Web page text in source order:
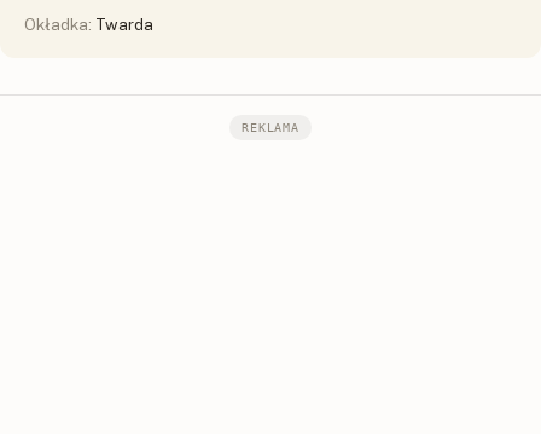
Okładka: Twarda
REKLAMA